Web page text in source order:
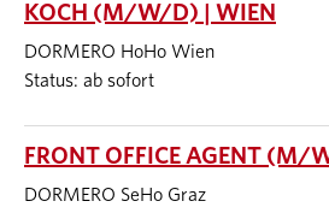
KOCH (M/W/D) | WIEN
DORMERO HoHo Wien
Status: ab sofort
FRONT OFFICE AGENT (M/
DORMERO SeHo Graz